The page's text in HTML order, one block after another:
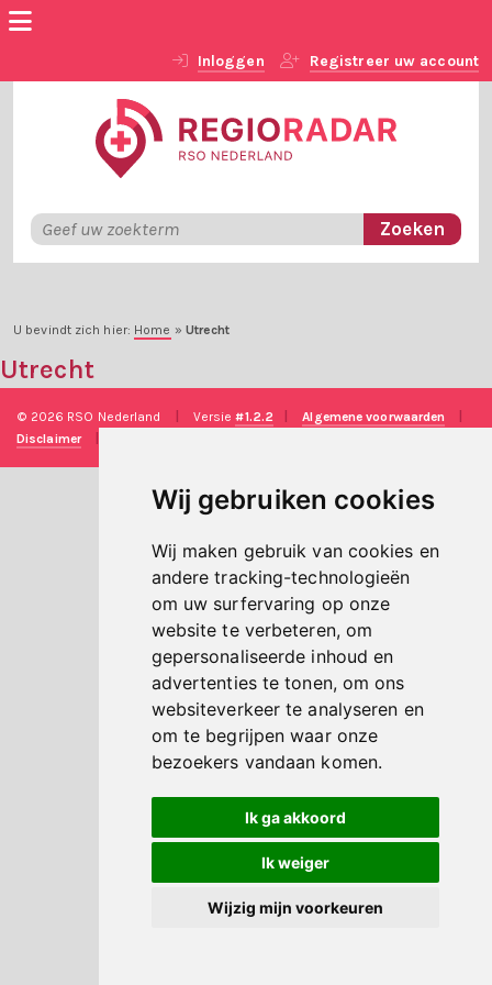
Wij gebruiken cookies
Wij maken gebruik van cookies en
andere tracking-technologieën
om uw surfervaring op onze
website te verbeteren, om
gepersonaliseerde inhoud en
advertenties te tonen, om ons
websiteverkeer te analyseren en
om te begrijpen waar onze
bezoekers vandaan komen.
Ik ga akkoord
Ik weiger
Wijzig mijn voorkeuren
Inloggen Registreer uw account
U bevindt zich hier: Home » Utrecht
Utrecht
© 2026 RSO Nederland Versie#1.2.2 Algemene voorwaarden
Disclaimer